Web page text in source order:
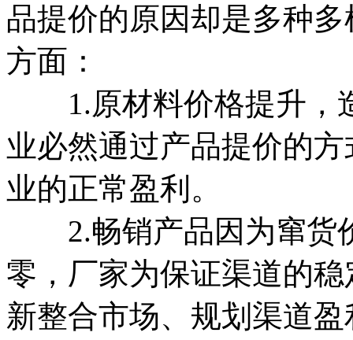
品提价的原因却是多种
方面：
1.原材料价格提升，
业必然通过产品提价的
业的正常盈利。
2.畅销产品因为窜货
零，厂家为保证渠道的
新整合市场、规划渠道盈